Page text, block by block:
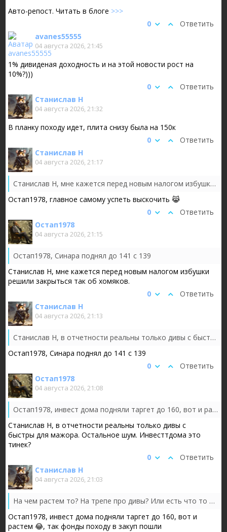
Авто-репост. Читать в блоге >>>
Ответить
0
avanes55555
04 августа 2026, 21:45
1% дивиденая доходность и на этой новости рост на
10%?)))
Ответить
0
Станислав Н
04 августа 2026, 21:32
В планку походу идет, плита снизу была на 150к
Ответить
0
Станислав Н
04 августа 2026, 21:17
Станислав Н, мне кажется перед новым налогом избушки решили закрыться так об хомяков.
Остап1978, главное самому успеть выскочить 😹
Ответить
0
Остап1978
04 августа 2026, 21:15
Остап1978, Синара поднял до 141 с 139
Станислав Н, мне кажется перед новым налогом избушки
решили закрыться так об хомяков.
Ответить
0
Станислав Н
04 августа 2026, 21:13
Станислав Н, в отчетности реальны только дивы с быстры для мажора. Остальное шум. Инвесттдома это тинек?
Остап1978, Синара поднял до 141 с 139
Ответить
0
Остап1978
04 августа 2026, 21:08
Остап1978, инвест дома подняли таргет до 160, вот и растем 😂, так фонды походу в закуп пошли
Станислав Н, в отчетности реальны только дивы с
быстры для мажора. Остальное шум. Инвесттдома это
тинек?
Ответить
0
Станислав Н
04 августа 2026, 21:03
На чем растем то? На трепе про дивы? Или есть что то реальное?
Остап1978, инвест дома подняли таргет до 160, вот и
растем 😂, так фонды походу в закуп пошли